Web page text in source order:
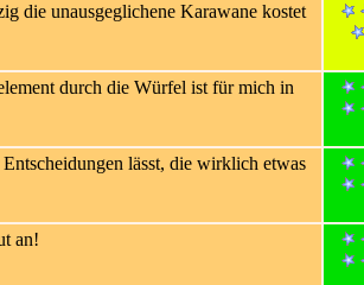
die unausgeglichene Karawane kostet
durch die Würfel ist für mich in
lässt, die wirklich etwas
an!